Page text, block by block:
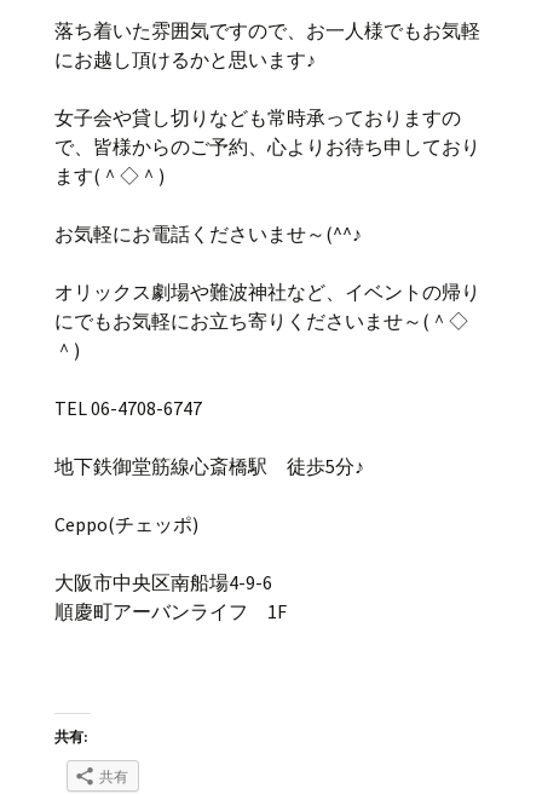
落ち着いた雰囲気ですので、お一人様でもお気軽
にお越し頂けるかと思います♪
女子会や貸し切りなども常時承っておりますの
で、皆様からのご予約、心よりお待ち申しており
ます(＾◇＾)
お気軽にお電話くださいませ～(^^♪
オリックス劇場や難波神社など、イベントの帰り
にでもお気軽にお立ち寄りくださいませ～(＾◇
＾)
TEL 06-4708-6747
地下鉄御堂筋線心斎橋駅 徒歩5分♪
Ceppo(チェッポ)
大阪市中央区南船場4-9-6
順慶町アーバンライフ 1F
共有:
共有